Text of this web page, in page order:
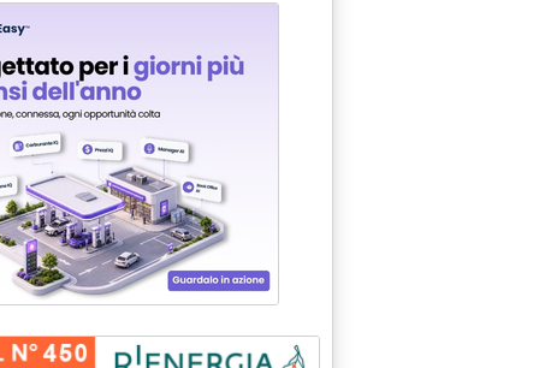
DEL PETROLIO'
IN GALLERIE'